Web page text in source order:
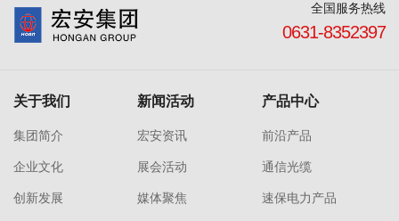
全国服务热线
0631-8352397
关于我们
集团简介
企业文化
创新发展
新闻活动
宏安资讯
展会活动
媒体聚焦
产品中心
前沿产品
通信光缆
速保电力产品